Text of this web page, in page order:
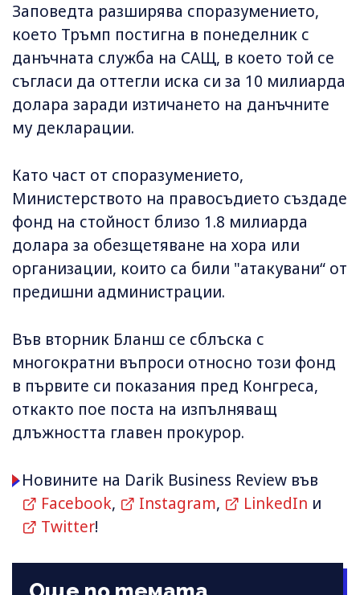
Заповедта разширява споразумението,
което Тръмп постигна в понеделник с
данъчната служба на САЩ, в което той се
съгласи да оттегли иска си за 10 милиарда
долара заради изтичането на данъчните
му декларации.
Като част от споразумението,
Министерството на правосъдието създаде
фонд на стойност близо 1.8 милиарда
долара за обезщетяване на хора или
организации, които са били "атакувани“ от
предишни администрации.
Във вторник Бланш се сблъска с
многократни въпроси относно този фонд
в първите си показания пред Конгреса,
откакто пое поста на изпълняващ
длъжността главен прокурор.
Новините на Darik Business Review във
Facebook, Instagram, LinkedIn и
Twitter!